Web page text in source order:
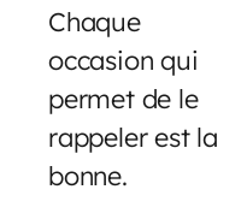
Chaque
occasion qui
permet de le
rappeler est la
bonne.